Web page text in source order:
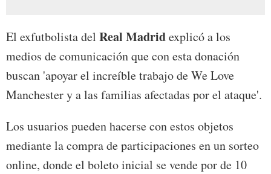
El exfutbolista del Real Madridexplicó a los
medios de comunicación que con esta donación
buscan 'apoyar el increíble trabajo de We Love
Manchester y a las familias afectadas por el ataque'.
Los usuarios pueden hacerse con estos objetos
mediante la compra de participaciones en un sorteo
online, donde el boleto inicial se vende por de 10